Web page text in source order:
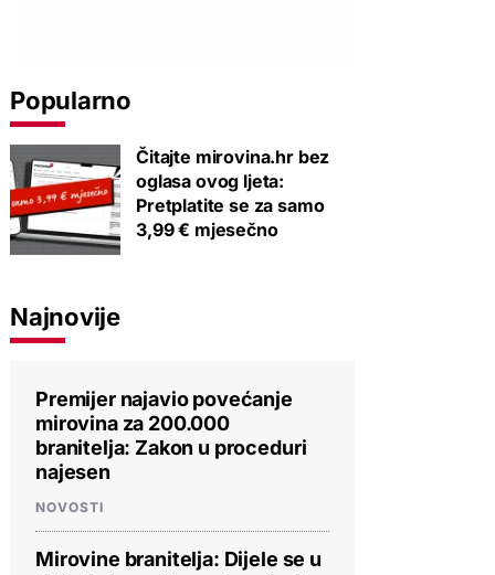
Popularno
Čitajte mirovina.hr bez
oglasa ovog ljeta:
Pretplatite se za samo
3,99 € mjesečno
Najnovije
Premijer najavio povećanje
mirovina za 200.000
branitelja: Zakon u proceduri
najesen
NOVOSTI
Mirovine branitelja: Dijele se u